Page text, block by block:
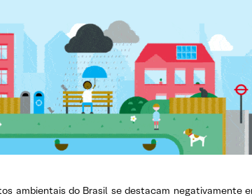
ambientais do Brasil se destacam negativamente